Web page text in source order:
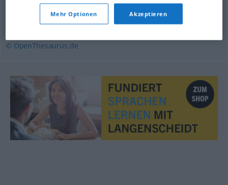
handverlesen,erlesen,ausgesucht,exklusiv,ausersehen
auserlesen
© OpenThesaurus.de
Mehr Optionen Akzeptieren